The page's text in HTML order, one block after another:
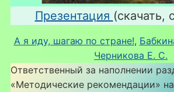
Презентация (скачать,
А я иду, шагаю по стране!,
Черникова Е. С.
Ответственный за наполнении
«Методические рекомендации» на